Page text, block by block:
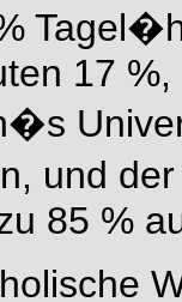
17
und
85 %